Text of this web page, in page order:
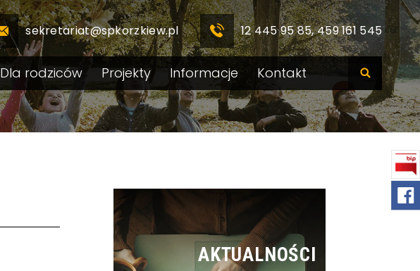
sekretariat@spkorzkiew.pl 12 445 95 85, 459 161 545
Dla rodziców Projekty Informacje Kontakt
AKTUALNOŚCI